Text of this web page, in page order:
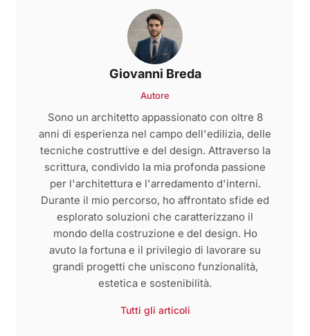
Giovanni Breda
Autore
Sono un architetto appassionato con oltre 8
anni di esperienza nel campo dell'edilizia, delle
tecniche costruttive e del design. Attraverso la
scrittura, condivido la mia profonda passione
per l'architettura e l'arredamento d'interni.
Durante il mio percorso, ho affrontato sfide ed
esplorato soluzioni che caratterizzano il
mondo della costruzione e del design. Ho
avuto la fortuna e il privilegio di lavorare su
grandi progetti che uniscono funzionalità,
estetica e sostenibilità.
Tutti gli articoli